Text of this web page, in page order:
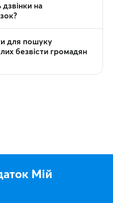
на
для пошуку
безвісти громадян
Мій